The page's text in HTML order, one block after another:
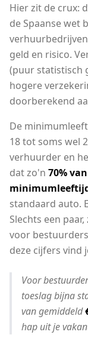
Hier zit de crux:
de Spaanse wet
geld en risico.
(puur statistisch
hogere
doorberekend
De
18 tot soms wel
verhuurder en
dat zo'n 70%
standaard auto.
Slechts een
voor
deze cijfers vind
Voor
toeslag bijna
van gemiddeld
hap uit je